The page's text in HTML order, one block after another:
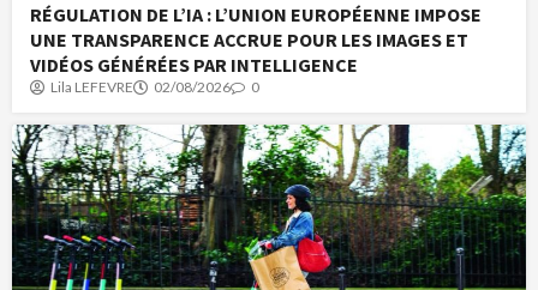
RÉGULATION DE L’IA : L’UNION EUROPÉENNE IMPOSE
UNE TRANSPARENCE ACCRUE POUR LES IMAGES ET
VIDÉOS GÉNÉRÉES PAR INTELLIGENCE
Lila LEFEVRE 02/08/2026 0